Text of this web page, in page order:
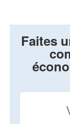
Faites